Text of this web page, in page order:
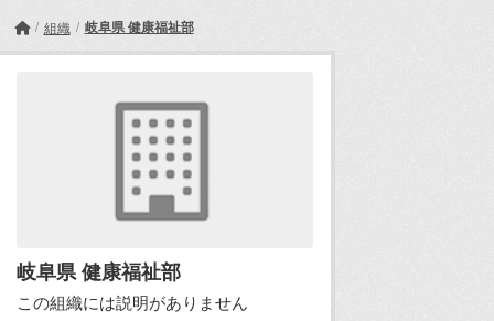
組織 岐阜県 健康福祉部
岐阜県 健康福祉部
この組織には説明がありません